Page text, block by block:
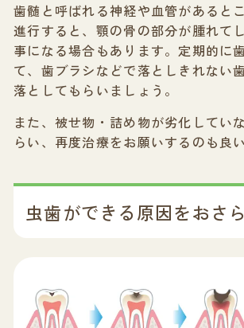
歯髄と呼ばれる神経や血管があると
進行すると、顎の骨の部分が腫れて
事になる場合もあります。定期的に
て、歯ブラシなどで落としきれない
落としてもらいましょう。
また、被せ物・詰め物が劣化してい
らい、再度治療をお願いするのも良
虫歯ができる原因をおさ